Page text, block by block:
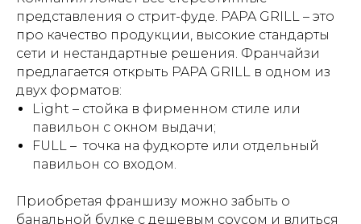
представления о стрит-фуде. PAPA GRILL – это
про качество продукции, высокие стандарты
сети и нестандартные решения. Франчайзи
предлагается открыть PAPA GRILL в одном из
двух форматов:
Light – стойка в фирменном стиле или
павильон с окном выдачи;
FULL – точка на фудкорте или отдельный
павильон со входом.
Приобретая франшизу можно забыть о
банальной булке с дешевым соусом и влиться